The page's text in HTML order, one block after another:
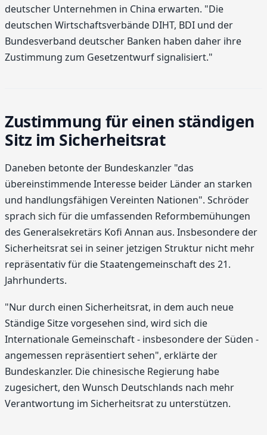
deutscher Unternehmen in China erwarten. "Die
deutschen Wirtschaftsverbände DIHT, BDI und der
Bundesverband deutscher Banken haben daher ihre
Zustimmung zum Gesetzentwurf signalisiert."
Zustimmung für einen ständigen
Sitz im Sicherheitsrat
Daneben betonte der Bundeskanzler "das
übereinstimmende Interesse beider Länder an starken
und handlungsfähigen Vereinten Nationen". Schröder
sprach sich für die umfassenden Reformbemühungen
des Generalsekretärs Kofi Annan aus. Insbesondere der
Sicherheitsrat sei in seiner jetzigen Struktur nicht mehr
repräsentativ für die Staatengemeinschaft des 21.
Jahrhunderts.
"Nur durch einen Sicherheitsrat, in dem auch neue
Ständige Sitze vorgesehen sind, wird sich die
Internationale Gemeinschaft - insbesondere der Süden -
angemessen repräsentiert sehen", erklärte der
Bundeskanzler. Die chinesische Regierung habe
zugesichert, den Wunsch Deutschlands nach mehr
Verantwortung im Sicherheitsrat zu unterstützen.